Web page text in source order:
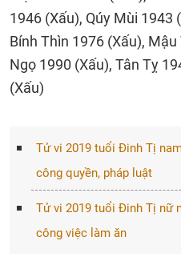
1946 (Xấu), Qúy Mùi 1943
Bính Thìn 1976 (Xấu),
Ngọ 1990 (Xấu), Tân Tỵ
(Xấu)
Tử vi 2019 tuổi Đinh Tị
công quyền, pháp luật
Tử vi 2019 tuổi Đinh Tị nữ
công việc làm ăn